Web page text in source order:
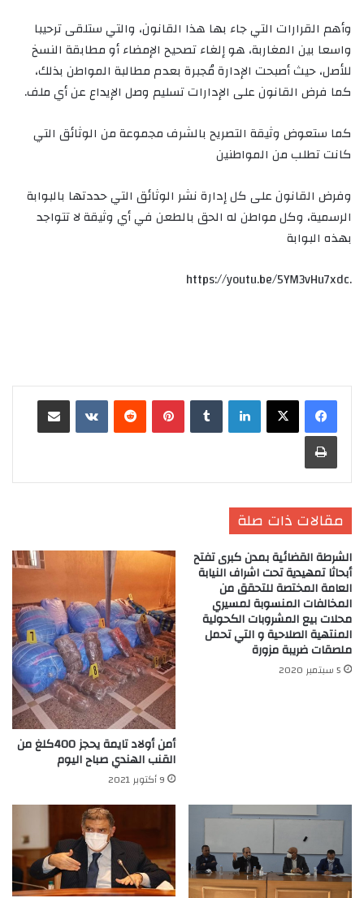
وأهم القرارات التي جاء بها هذا القانون، والتي ستلقى ترحيبا
واسعا بين المغاربة، هو إلغاء تصحيح الإمضاء أو مطابقة النسخ
للأصل، حيث أصبحت الإدارة مُجبرة بعدم مطالبة المواطن بذلك،
كما فرض القانون على الإدارات تسليم وصل الإيداع عن أي ملف.
كما ستعوض وثيقة التصريح بالشرف مجموعة من الوثائق التي
كانت تطلب من المواطنين
وفرض القانون على كل إدارة نشر الوثائق التي حددتها بالبوابة
الرسمية، وكل مواطن له الحق بالطعن في أي وثيقة لا تتواجد
بهذه البوابة
.https://youtu.be/5YM3vHu7xdc
لينكدإن بينتيريست
طباعة
مقالات ذات صلة
الشرطة القضائية بمدن كبرى تفتح
أبحاثا تمهيدية تحت اشراف النيابة
العامة المختصة للتحقق من
المخالفات المنسوبة لمسيري
محلات بيع المشروبات الكحولية
المنتهية الصلاحية و التي تحمل
ملصقات ضريبة مزورة
5 سبتمبر 2020
أمن أولاد تايمة يحجز 400كلغ من
القنب الهندي صباح اليوم
9 أكتوبر 2021